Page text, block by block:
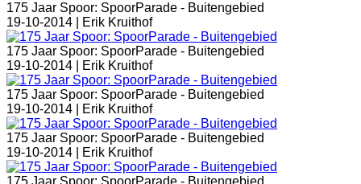
175 Jaar Spoor: SpoorParade - Buitengebied
19-10-2014 |
Erik Kruithof
175 Jaar Spoor: SpoorParade - Buitengebied
19-10-2014 |
Erik Kruithof
175 Jaar Spoor: SpoorParade - Buitengebied
19-10-2014 |
Erik Kruithof
175 Jaar Spoor: SpoorParade - Buitengebied
19-10-2014 |
Erik Kruithof
175 Jaar Spoor: SpoorParade - Buitengebied